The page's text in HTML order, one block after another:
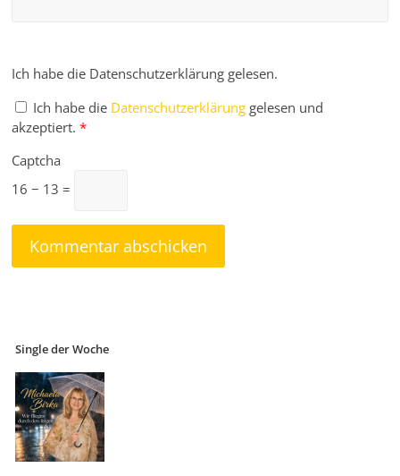
Ich habe die Datenschutzerklärung gelesen.
Ich habe die Datenschutzerklärung gelesen und
akzeptiert. *
Captcha
16 − 13 =
Single der Woche